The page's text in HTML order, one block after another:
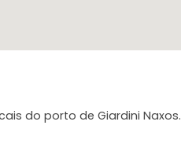
do porto de Giardini Naxos.